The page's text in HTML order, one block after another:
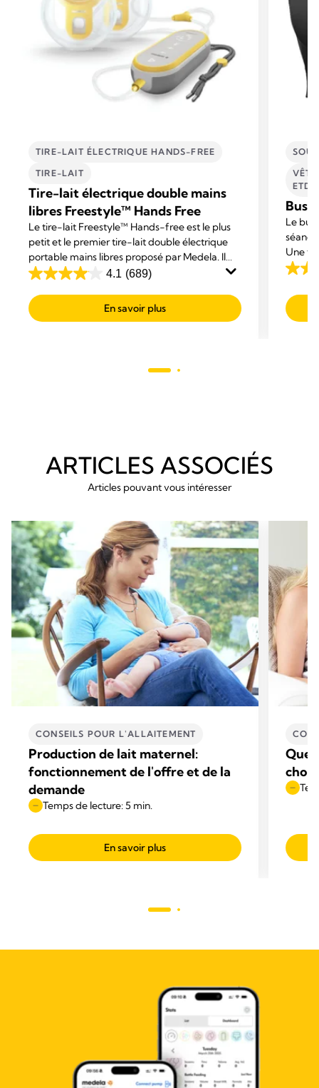
TIRE-LAIT ÉLECTRIQUE HANDS-FREE
TIRE-LAIT
Tire-lait électrique double mains
libres Freestyle™ Hands Free
Le tire-lait Freestyle™ Hands-free est le plus
petit et le premier tire-lait double électrique
portable mains libres proposé par Medela. Il
est conçu pour vous permettre de mener vos
4.1 (689)
4.1
sur
5
En savoir plus
Le
Une
place,
3.8
sur
5
ARTICLES ASSOCIÉS
Articles pouvant vous intéresser
CONSEILS POUR L'ALLAITEMENT
Production de lait maternel:
fonctionnement de l'offre et de la
demande
Temps de lecture: 5 min.
En savoir plus